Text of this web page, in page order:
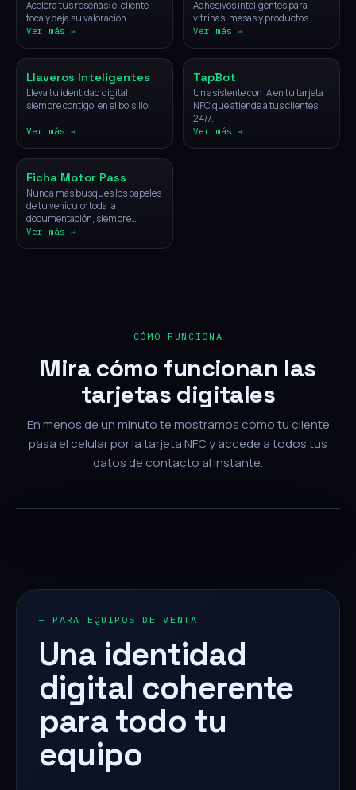
Acelera tus reseñas: el cliente
toca y deja su valoración.
Ver más →
Adhesivos inteligentes para
vitrinas, mesas y productos.
Ver más →
NFC
Llaveros Inteligentes
Lleva tu identidad digital
siempre contigo, en el bolsillo.
Ver más →
IA
TapBot
Un asistente con IA en tu tarjeta
NFC que atiende a tus clientes
24/7.
Ver más →
Vehículos
Ficha Motor Pass
Nunca más busques los papeles
de tu vehículo: toda la
documentación, siempre
disponible con un solo toque.
Ver más →
CÓMO FUNCIONA
Mira cómo funcionan las
tarjetas digitales
En menos de un minuto te mostramos cómo tu cliente
pasa el celular por la tarjeta NFC y accede a todos tus
datos de contacto al instante.
— PARA EQUIPOS DE VENTA
Una identidad
digital coherente
para todo tu
equipo